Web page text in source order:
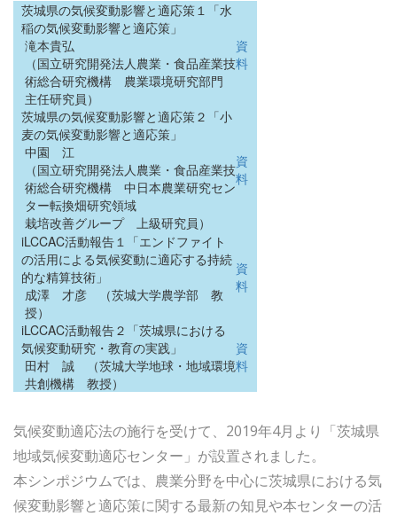
茨城県の気候変動影響と適応策１「水
稲の気候変動影響と適応策」
資
料
滝本貴弘
（国立研究開発法人農業・食品産業技
術総合研究機構 農業環境研究部門
主任研究員）
茨城県の気候変動影響と適応策２「小
麦の気候変動影響と適応策」
資
料
中園 江
（国立研究開発法人農業・食品産業技
術総合研究機構 中日本農業研究セン
ター転換畑研究領域
栽培改善グループ 上級研究員）
iLCCAC活動報告１「エンドファイト
の活用による気候変動に適応する持続
的な精算技術」
資
料
成澤 才彦 （茨城大学農学部 教
授）
iLCCAC活動報告２「茨城県における
気候変動研究・教育の実践」
資
料
田村 誠 （茨城大学地球・地域環境
共創機構 教授）
気候変動適応法の施行を受けて、2019年4月より「茨城県
地域気候変動適応センター」が設置されました。
本シンポジウムでは、農業分野を中心に茨城県における気
候変動影響と適応策に関する最新の知見や本センターの活